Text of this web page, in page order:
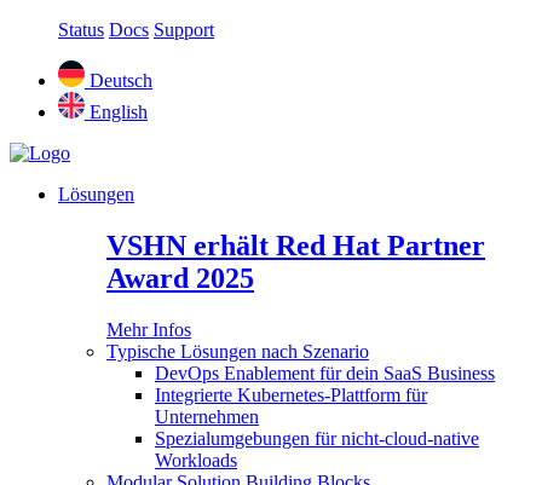
Status Docs Support
Deutsch
English
Lösungen
VSHN erhält Red Hat Partner
Award 2025
Mehr Infos
Typische Lösungen nach Szenario
DevOps Enablement für dein SaaS Business
Integrierte Kubernetes-Plattform für
Unternehmen
Spezialumgebungen für nicht-cloud-native
Workloads